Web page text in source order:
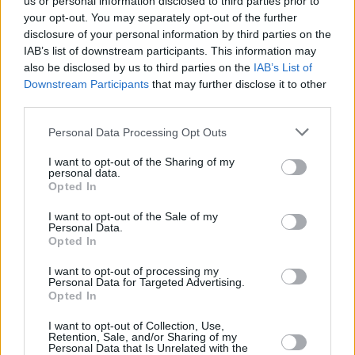
your opt-out. You may separately opt-out of the further
disclosure of your personal information by third parties on the
IAB’s list of downstream participants. This information may
also be disclosed by us to third parties on the IAB’s List of
Downstream Participants that may further disclose it to other
Personal Data Processing Opt Outs
I want to opt-out of the Sharing of my
personal data.
Opted In
I want to opt-out of the Sale of my
Personal Data.
Opted In
I want to opt-out of processing my
Personal Data for Targeted Advertising.
Opted In
I want to opt-out of Collection, Use,
Retention, Sale, and/or Sharing of my
Personal Data that Is Unrelated with the
"O dokładnej dacie rozpoczęcia naboru będziemy
informować na naszej stronie internetowej. Budżet
programu w naszym województwie to
zapowiada w swoim komunikacie WFOŚiGW w